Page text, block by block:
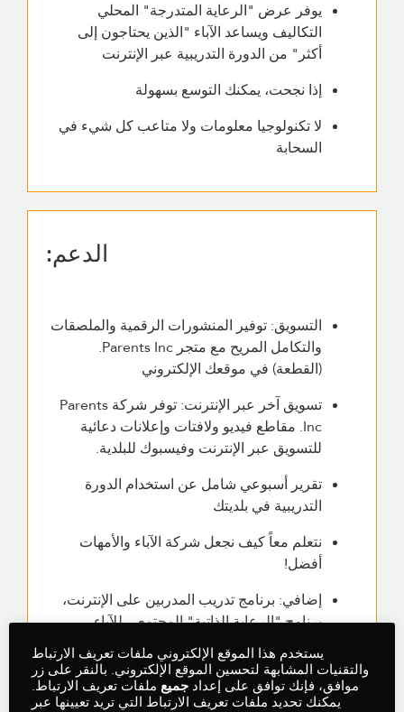
يوفر عرض "الرعاية المتدرجة" المحلي
التكاليف ويساعد الآباء "الذين يحتاجون إلى
أكثر" من الدورة التدريبية عبر الإنترنت
إذا نجحت، يمكنك التوسع بسهولة
لا تكنولوجيا معلومات ولا متاعب كل شيء في
السحابة
الدعم:
التسويق: توفير المنشورات الرقمية والملصقات
والتكامل المريح مع متجر Parents Inc.
(القطعة) في موقعك الإلكتروني
تسويق آخر عبر الإنترنت: توفر شركة Parents
Inc. مقاطع فيديو ولافتات وإعلانات دعائية
للتسويق عبر الإنترنت وفيسبوك للبلدية.
تقرير أسبوعي شامل عن استخدام الدورة
التدريبية في بلديتك
نتعلم معاً كيف نجعل شركة الآباء والأمهات
أفضل!
إضافي: برنامج تدريب المدربين على الإنترنت،
برنامج "الرعاية الذاتية" المجتمعي للآباء
والأمهات الذين لديهم أطفال صغار
يستخدم هذا الموقع الإلكتروني ملفات تعريف الارتباط
والتقنيات المشابهة لتحسين الموقع الإلكتروني. بالنقر على زر
موافق، فإنك توافق على إعداد جميع ملفات تعريف الارتباط.
يمكنك تحديد ملفات تعريف الارتباط التي تريد تعيينها عبر